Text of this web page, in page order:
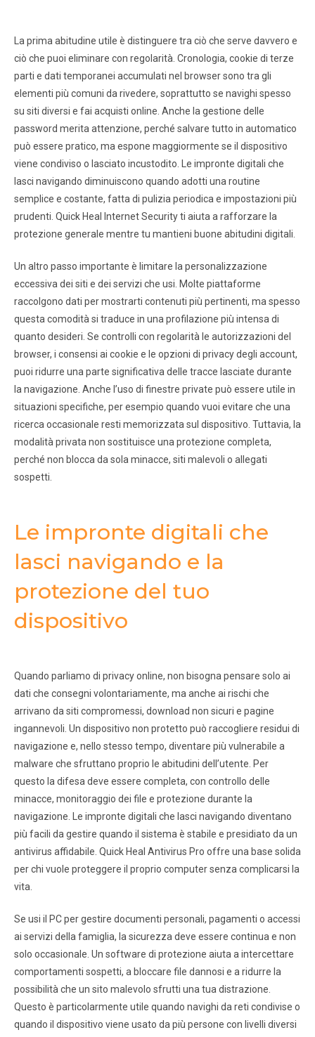
La prima abitudine utile è distinguere tra ciò che serve davvero e
ciò che puoi eliminare con regolarità. Cronologia, cookie di terze
parti e dati temporanei accumulati nel browser sono tra gli
elementi più comuni da rivedere, soprattutto se navighi spesso
su siti diversi e fai acquisti online. Anche la gestione delle
password merita attenzione, perché salvare tutto in automatico
può essere pratico, ma espone maggiormente se il dispositivo
viene condiviso o lasciato incustodito. Le impronte digitali che
lasci navigando diminuiscono quando adotti una routine
semplice e costante, fatta di pulizia periodica e impostazioni più
prudenti. Quick Heal Internet Security ti aiuta a rafforzare la
protezione generale mentre tu mantieni buone abitudini digitali.
Un altro passo importante è limitare la personalizzazione
eccessiva dei siti e dei servizi che usi. Molte piattaforme
raccolgono dati per mostrarti contenuti più pertinenti, ma spesso
questa comodità si traduce in una profilazione più intensa di
quanto desideri. Se controlli con regolarità le autorizzazioni del
browser, i consensi ai cookie e le opzioni di privacy degli account,
puoi ridurre una parte significativa delle tracce lasciate durante
la navigazione. Anche l’uso di finestre private può essere utile in
situazioni specifiche, per esempio quando vuoi evitare che una
ricerca occasionale resti memorizzata sul dispositivo. Tuttavia, la
modalità privata non sostituisce una protezione completa,
perché non blocca da sola minacce, siti malevoli o allegati
sospetti.
Le impronte digitali che
lasci navigando e la
protezione del tuo
dispositivo
Quando parliamo di privacy online, non bisogna pensare solo ai
dati che consegni volontariamente, ma anche ai rischi che
arrivano da siti compromessi, download non sicuri e pagine
ingannevoli. Un dispositivo non protetto può raccogliere residui di
navigazione e, nello stesso tempo, diventare più vulnerabile a
malware che sfruttano proprio le abitudini dell’utente. Per
questo la difesa deve essere completa, con controllo delle
minacce, monitoraggio dei file e protezione durante la
navigazione. Le impronte digitali che lasci navigando diventano
più facili da gestire quando il sistema è stabile e presidiato da un
antivirus affidabile. Quick Heal Antivirus Pro offre una base solida
per chi vuole proteggere il proprio computer senza complicarsi la
vita.
Se usi il PC per gestire documenti personali, pagamenti o accessi
ai servizi della famiglia, la sicurezza deve essere continua e non
solo occasionale. Un software di protezione aiuta a intercettare
comportamenti sospetti, a bloccare file dannosi e a ridurre la
possibilità che un sito malevolo sfrutti una tua distrazione.
Questo è particolarmente utile quando navighi da reti condivise o
quando il dispositivo viene usato da più persone con livelli diversi